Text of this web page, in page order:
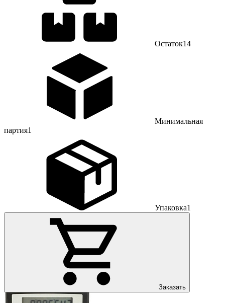
Остаток14
Минимальная
партия1
Упаковка1
Заказать